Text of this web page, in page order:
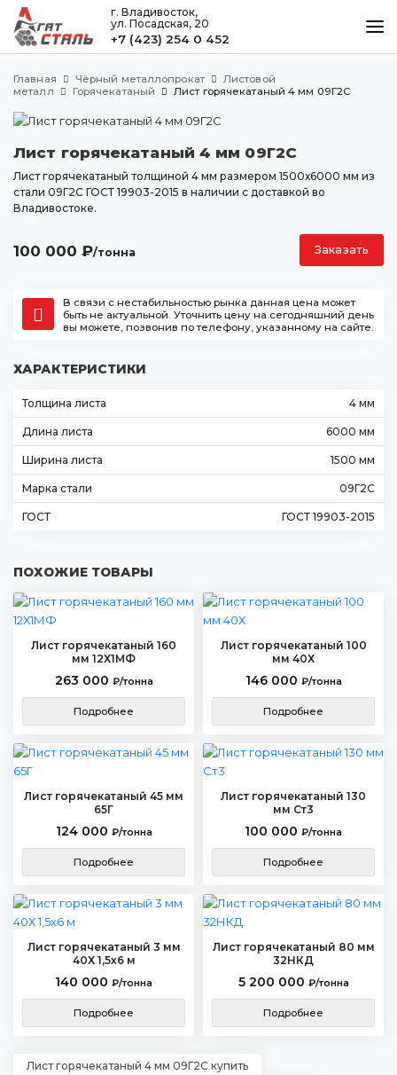
г. Владивосток,
ул. Посадская, 20
+7 (423) 254 0 452
МЕТАЛЛООБРАБОТКА
ДОСТАВКА И ОПЛАТА
КОНТАКТЫ
ул. Посадская, 20
Главная Чёрный металлопрокат
Листовой
металл
Горячекатаный Лист горячекатаный 4 мм 09Г2С
Лист горячекатаный 4 мм 09Г2С
Лист горячекатаный толщиной 4 мм размером 1500х6000 мм из
стали 09Г2С ГОСТ 19903-2015 в наличии с доставкой во
Владивостоке.
100 000 ₽/тонна Заказать
В связи с нестабильностью рынка данная цена может
быть не актуальной. Уточнить цену на сегодняшний день
вы можете, позвонив по телефону, указанному на сайте.
ХАРАКТЕРИСТИКИ
Толщина листа 4 мм
Длина листа 6000 мм
Ширина листа 1500 мм
Марка стали 09Г2С
ГОСТ ГОСТ 19903-2015
ПОХОЖИЕ ТОВАРЫ
Лист горячекатаный 160
мм 12Х1МФ
263 000 ₽/тонна
Подробнее
Лист горячекатаный 100
мм 40Х
146 000 ₽/тонна
Подробнее
Лист горячекатаный 45 мм
65Г
124 000 ₽/тонна
Подробнее
Лист горячекатаный 130
мм Ст3
100 000 ₽/тонна
Подробнее
Лист горячекатаный 3 мм
40Х 1,5х6 м
140 000 ₽/тонна
Подробнее
Лист горячекатаный 80 мм
32НКД
5 200 000 ₽/тонна
Подробнее
Лист горячекатаный 4 мм 09Г2С купить